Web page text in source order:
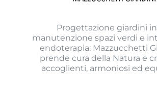
Progettazione giardini in
manutenzione spazi verdi e
endoterapia: Mazzucchetti
prende cura della Natura e
accoglienti, armoniosi ed